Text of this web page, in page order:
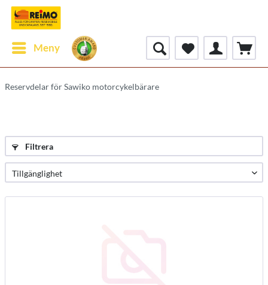
Meny
Reservdelar för Sawiko motorcykelbärare
Filtrera